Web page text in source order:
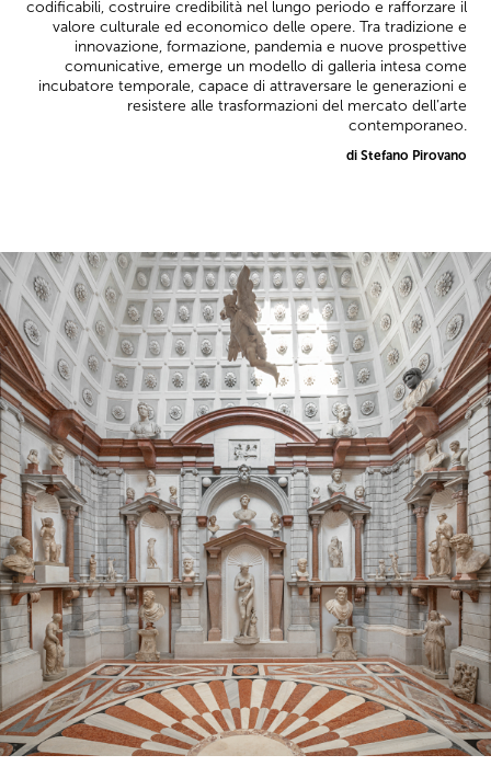
codificabili, costruire credibilità nel lungo periodo e rafforzare il
valore culturale ed economico delle opere. Tra tradizione e
innovazione, formazione, pandemia e nuove prospettive
comunicative, emerge un modello di galleria intesa come
incubatore temporale, capace di attraversare le generazioni e
resistere alle trasformazioni del mercato dell’arte
contemporaneo.
di Stefano Pirovano